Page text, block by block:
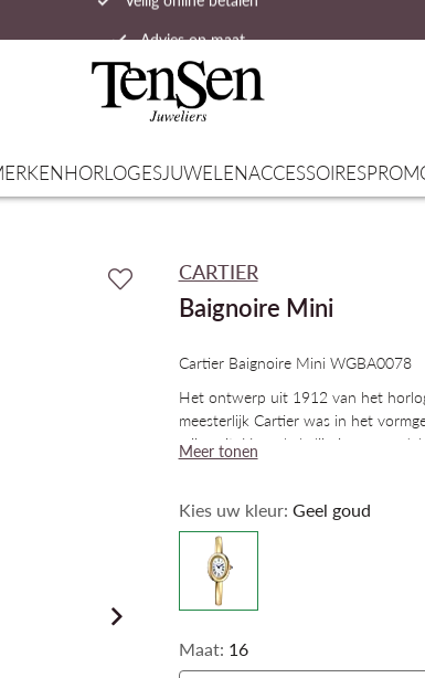
Snelle verzending
HORLOGESJUWELENACCESSOIRES
CARTIER
Baignoire Mini
Cartier Baignoire Mini WGBA0078
Het ontwerp uit 1912 van het
meesterlijk Cartier was in het
wijze uit één enkele lijn is gesmeed,
stijl: een ongeëvenaarde combinatie
Meer tonen
Kies uw kleur: Geel goud
Maat: 16